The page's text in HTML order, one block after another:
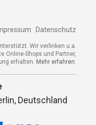
Datenschutz
Wir verlinken u.a.
Online-Shops und Partner,
erhalten. Mehr erfahren.
Deutschland